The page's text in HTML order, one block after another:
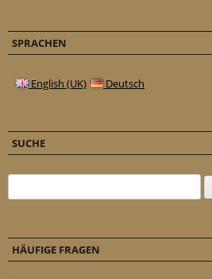
SPRACHEN
English (UK) Deutsch
SUCHE
HÄUFIGE FRAGEN